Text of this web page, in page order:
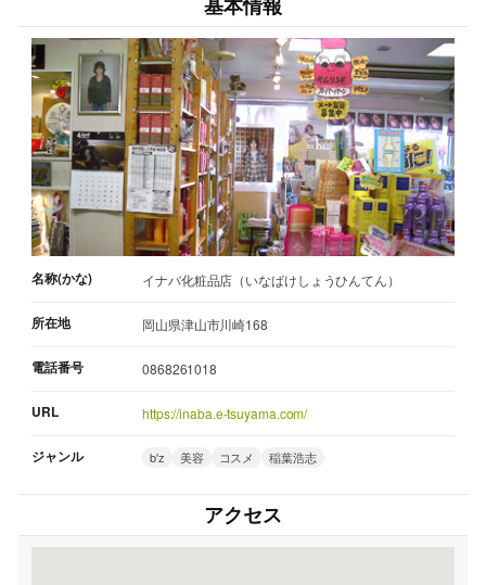
名称(かな) イナバ化粧品店（いなばけしょうひんてん）
所在地 岡山県津山市川崎168
電話番号 0868261018
URL https://inaba.e-tsuyama.com/
ジャンル b'z 美容 コスメ 稲葉浩志
アクセス